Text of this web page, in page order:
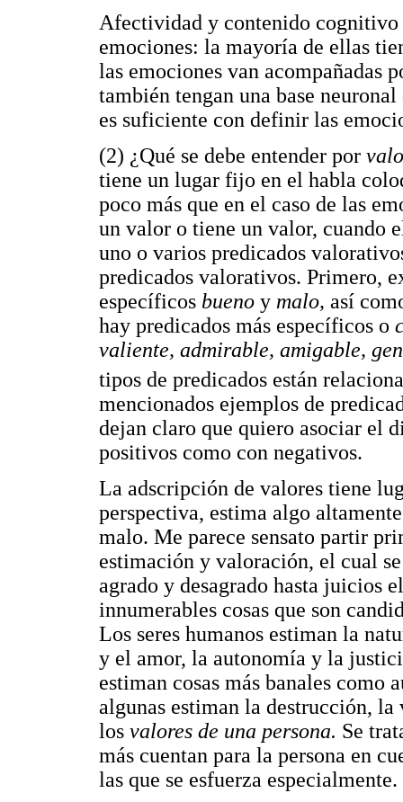
Afectividad y contenido cognitivo
emociones: la mayoría de ellas
las emociones van acompañadas
también tengan una base
es suficiente con definir las
(2) ¿Qué se debe entender por
tiene un lugar fijo en el habla
poco más que en el caso de las
un valor o tiene un valor, cuando
uno o varios predicados
predicados valorativos. Primero,
específicos bueno y malo, así
hay predicados más específicos o
valiente, admirable, amigable,
tipos de predicados están
mencionados ejemplos de
dejan claro que quiero asociar el
positivos como con negativos.
La adscripción de valores tiene
perspectiva, estima algo
malo. Me parece sensato partir
estimación y valoración, el cual
agrado y desagrado hasta juicios
innumerables cosas que son
Los seres humanos estiman la
y el amor, la autonomía y la
estiman cosas más banales como
algunas estiman la destrucción,
los valores de una persona. Se
más cuentan para la persona en
las que se esfuerza especialmente.